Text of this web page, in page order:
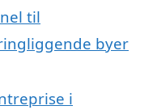
til
byer
i